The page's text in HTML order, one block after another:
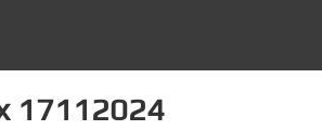
17112024